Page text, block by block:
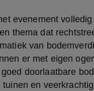
evenement
thema dat
van
er met eigen
doorlaatbare
tuinen en